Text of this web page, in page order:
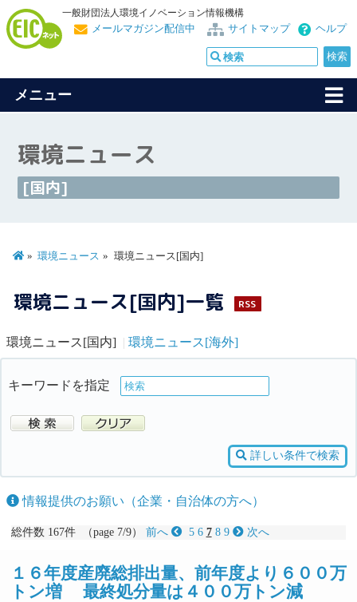
一般財団法人環境イノベーション情報機構
ヘルプ
サイトマップ
メールマガジン配信中
メニュー
環境ニュース
[国内]
環境ニュース 環境ニュース[国内]
環境ニュース[国内]一覧 RSS
環境ニュース[国内] 環境ニュース[海外]
キーワードを指定
詳しい条件で検索
情報提供のお願い（企業・自治体の方へ）
総件数 167件 （page 7/9） 前へ 5 6 7 8 9 次へ
１６年度産廃総排出量、前年度より６００万
トン増 最終処分量は４００万トン減